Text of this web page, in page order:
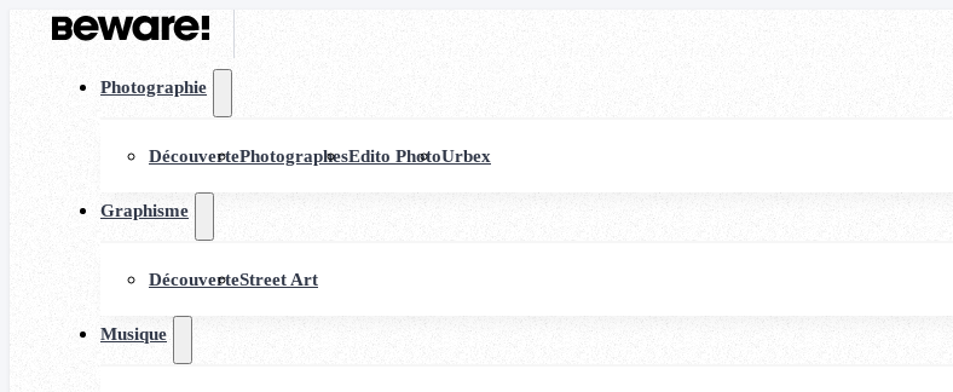
Photographie
DécouvertePhotographesEdito PhotoUrbex
Graphisme
DécouverteStreet Art
Musique